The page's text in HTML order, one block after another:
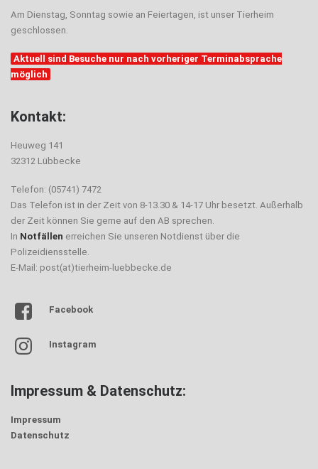
Am Dienstag, Sonntag sowie an Feiertagen, ist unser Tierheim
geschlossen.
Aktuell sind Besuche nur nach vorheriger Terminabsprache
möglich
Kontakt:
Heuweg 141
32312 Lübbecke
Telefon: (05741) 7472
Das Telefon ist in der Zeit von 8-13.30 & 14-17 Uhr besetzt. Außerhalb
der Zeit können Sie gerne auf den AB sprechen.
In Notfällen erreichen Sie unseren Notdienst über die
Polizeidiensstelle.
E-Mail: post(at)tierheim-luebbecke.de
Facebook
Instagram
Impressum & Datenschutz:
Impressum
Datenschutz